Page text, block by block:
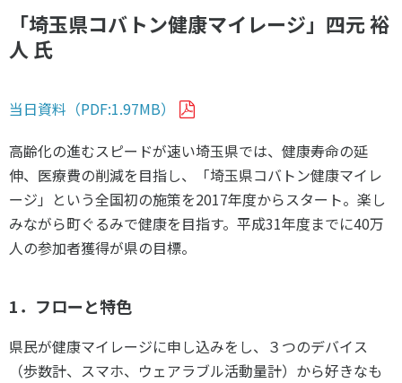
「埼玉県コバトン健康マイレージ」四元 裕
人 氏
当日資料（PDF:1.97MB）
高齢化の進むスピードが速い埼玉県では、健康寿命の延
伸、医療費の削減を目指し、「埼玉県コバトン健康マイレ
ージ」という全国初の施策を2017年度からスタート。楽し
みながら町ぐるみで健康を目指す。平成31年度までに40万
人の参加者獲得が県の目標。
1．フローと特色
県民が健康マイレージに申し込みをし、３つのデバイス
（歩数計、スマホ、ウェアラブル活動量計）から好きなも